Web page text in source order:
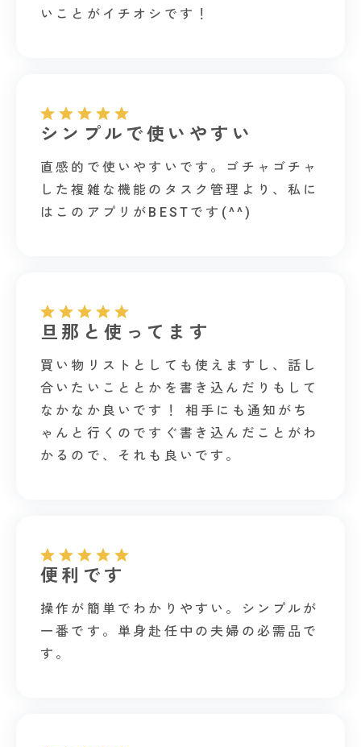
いことがイチオシです！
シンプルで使いやすい
直感的で使いやすいです。ゴチャゴチャ
した複雑な機能のタスク管理より、私に
はこのアプリがBESTです(^^)
旦那と使ってます
買い物リストとしても使えますし、話し
合いたいこととかを書き込んだりもして
なかなか良いです！ 相手にも通知がち
ゃんと行くのですぐ書き込んだことがわ
かるので、それも良いです。
便利です
操作が簡単でわかりやすい。シンプルが
一番です。単身赴任中の夫婦の必需品で
す。